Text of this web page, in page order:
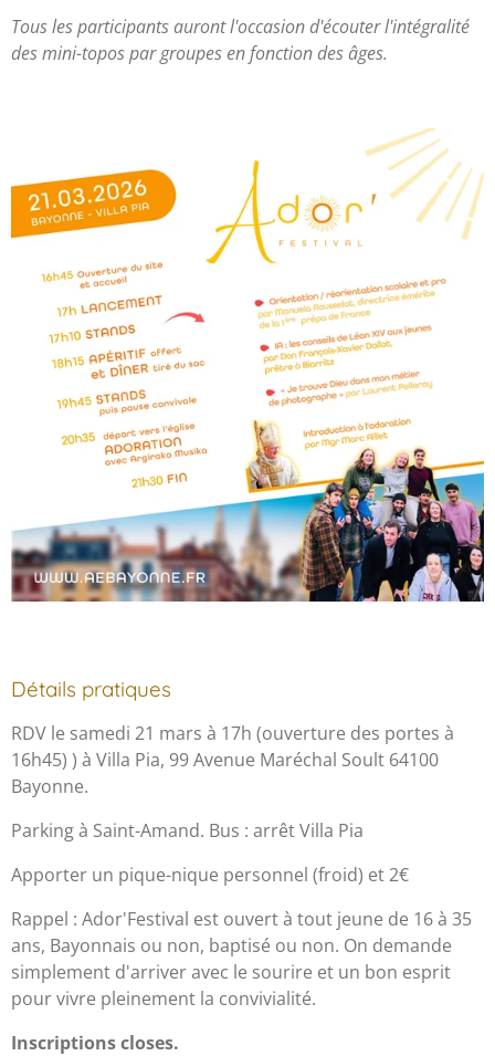
Tous les participants auront l'occasion d'écouter l'intégralité
des mini-topos par groupes en fonction des âges.
Détails pratiques
RDV le samedi 21 mars à 17h (ouverture des portes à
16h45) ) à Villa Pia, 99 Avenue Maréchal Soult 64100
Bayonne.
Parking à Saint-Amand. Bus : arrêt Villa Pia
Apporter un pique-nique personnel (froid) et 2€
Rappel : Ador'Festival est ouvert à tout jeune de 16 à 35
ans, Bayonnais ou non, baptisé ou non. On demande
simplement d'arriver avec le sourire et un bon esprit
pour vivre pleinement la convivialité.
Inscriptions closes.